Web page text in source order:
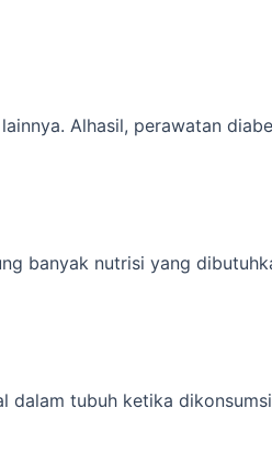
Alhasil, perawatan
banyak nutrisi yang
dalam tubuh ketika